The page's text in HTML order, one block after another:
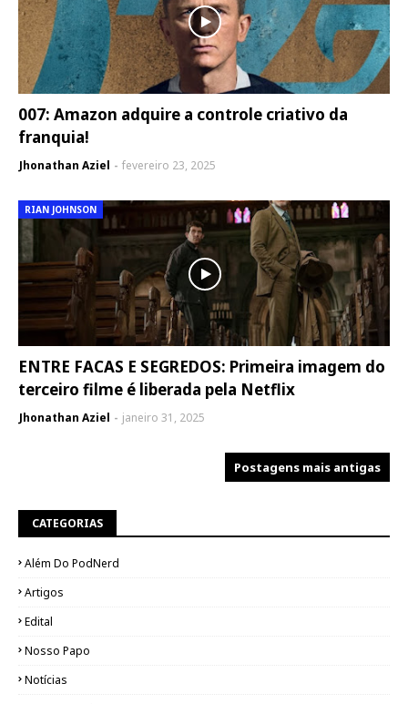
007: Amazon adquire a controle criativo da
franquia!
Jhonathan Aziel fevereiro 23, 2025
RIAN JOHNSON
ENTRE FACAS E SEGREDOS: Primeira imagem do
terceiro filme é liberada pela Netflix
Jhonathan Aziel janeiro 31, 2025
Postagens mais antigas
CATEGORIAS
Além Do PodNerd
Artigos
Edital
Nosso Papo
Notícias